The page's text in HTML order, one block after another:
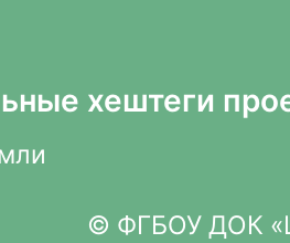
хештеги
© ФГБОУ ДОК